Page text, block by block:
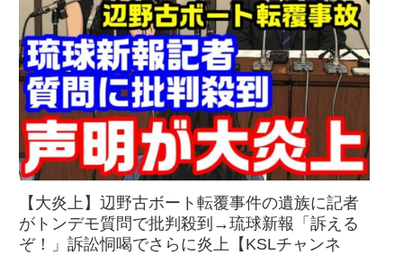
【大炎上】辺野古ボート転覆事件の遺族に記者
がトンデモ質問で批判殺到→琉球新報「訴える
ぞ！」訴訟恫喝でさらに炎上【KSLチャンネ